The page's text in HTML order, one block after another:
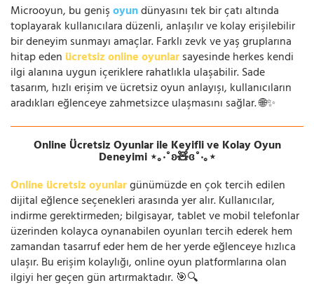
Microoyun, bu genişoyundünyasını tek bir çatı altında
toplayarak kullanıcılara düzenli, anlaşılır ve kolay erişilebilir
bir deneyim sunmayı amaçlar. Farklı zevk ve yaş gruplarına
hitap eden ücretsiz online oyunlarsayesinde herkes kendi
ilgi alanına uygun içeriklere rahatlıkla ulaşabilir. Sade
tasarım, hızlı erişim ve ücretsiz oyun anlayışı, kullanıcıların
aradıkları eğlenceye zahmetsizce ulaşmasını sağlar. 🌐✨
Online Ücretsiz Oyunlar ile Keyifli ve Kolay Oyun
Deneyimi ⋆｡‧˚ʚ🧸ɞ˚‧｡⋆
Online ücretsiz oyunlargünümüzde en çok tercih edilen
dijital eğlence seçenekleri arasında yer alır. Kullanıcılar,
indirme gerektirmeden; bilgisayar, tablet ve mobil telefonlar
üzerinden kolayca oynanabilen oyunları tercih ederek hem
zamandan tasarruf eder hem de her yerde eğlenceye hızlıca
ulaşır. Bu erişim kolaylığı, online oyun platformlarına olan
ilgiyi her geçen gün artırmaktadır. 🎯🔍